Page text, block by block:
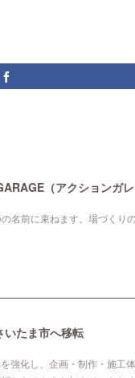
（アクションガ
名前に束ねます。場づくり
たま市へ移転
強化し、企画・制作・施工